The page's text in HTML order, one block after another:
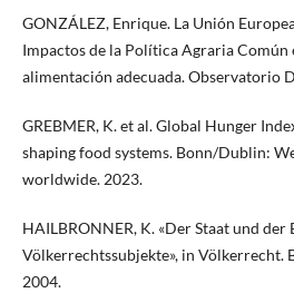
GONZÁLEZ, Enrique. La Unión
Impactos de la Política Agraria Común
alimentación adecuada. Observatorio
GREBMER, K. et al. Global Hunger
shaping food systems. Bonn/Dublin:
worldwide. 2023.
HAILBRONNER, K. «Der Staat und der
Völkerrechtssubjekte», in Völkerrecht.
2004.